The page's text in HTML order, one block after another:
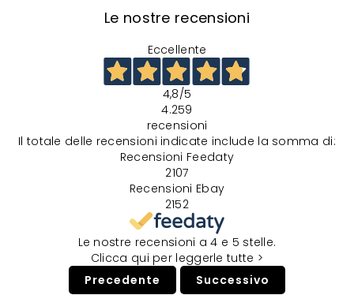
Le nostre recensioni
Eccellente
4,8/5
4.259
recensioni
Il totale delle recensioni indicate include la somma di:
Recensioni Feedaty
2107
Recensioni Ebay
2152
Le nostre recensioni a 4 e 5 stelle.
Clicca qui per leggerle tutte >
Precedente
Successivo